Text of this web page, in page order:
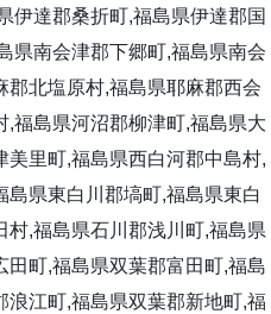
伊達郡桑折町,福島県伊達郡国
県南会津郡下郷町,福島県南会
北塩原村,福島県耶麻郡西会
福島県河沼郡柳津町,福島県大
里町,福島県西白河郡中島村,
県東白川郡塙町,福島県東白
村,福島県石川郡浅川町,福島県
町,福島県双葉郡富田町,福島
浪江町,福島県双葉郡新地町,福